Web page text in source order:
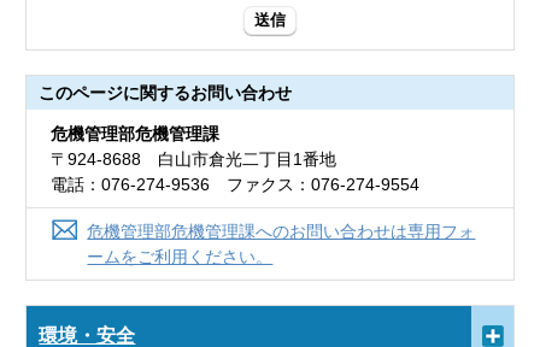
送信
このページに関するお問い合わせ
危機管理部危機管理課
〒924-8688 白山市倉光二丁目1番地
電話：076-274-9536 ファクス：076-274-9554
危機管理部危機管理課へのお問い合わせは専用フォ
ームをご利用ください。
環境・安全